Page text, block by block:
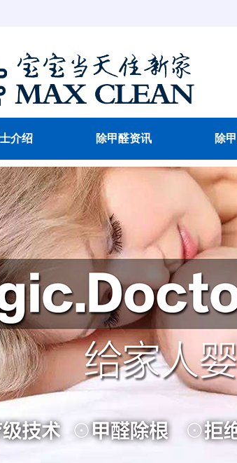
介绍 除甲醛资讯 除